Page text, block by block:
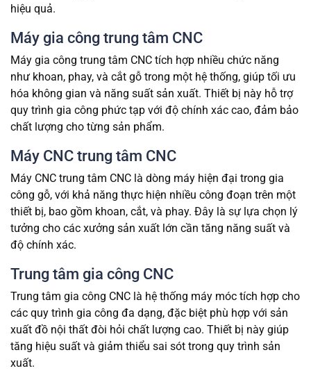
hiệu quả.
Máy gia công trung tâm CNC
Máy gia công trung tâm CNC tích hợp nhiều chức năng
như khoan, phay, và cắt gỗ trong một hệ thống, giúp tối ưu
hóa không gian và năng suất sản xuất. Thiết bị này hỗ trợ
quy trình gia công phức tạp với độ chính xác cao, đảm bảo
chất lượng cho từng sản phẩm.
Máy CNC trung tâm CNC
Máy CNC trung tâm CNC là dòng máy hiện đại trong gia
công gỗ, với khả năng thực hiện nhiều công đoạn trên một
thiết bị, bao gồm khoan, cắt, và phay. Đây là sự lựa chọn lý
tưởng cho các xưởng sản xuất lớn cần tăng năng suất và
độ chính xác.
Trung tâm gia công CNC
Trung tâm gia công CNC là hệ thống máy móc tích hợp cho
các quy trình gia công đa dạng, đặc biệt phù hợp với sản
xuất đồ nội thất đòi hỏi chất lượng cao. Thiết bị này giúp
tăng hiệu suất và giảm thiểu sai sót trong quy trình sản
xuất.